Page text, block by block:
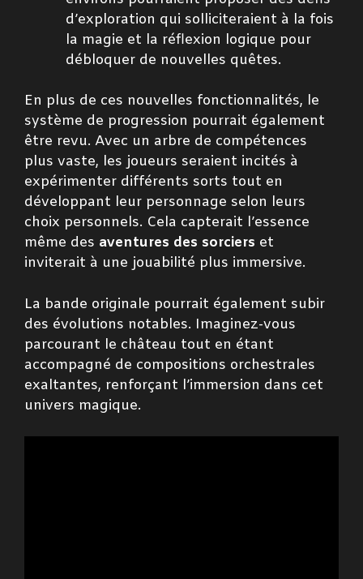
d’exploration qui solliciteraient à la fois
la magie et la réflexion logique pour
débloquer de nouvelles quêtes.
En plus de ces nouvelles fonctionnalités, le
système de progression pourrait également
être revu. Avec un arbre de compétences
plus vaste, les joueurs seraient incités à
expérimenter différents sorts tout en
développant leur personnage selon leurs
choix personnels. Cela capterait l’essence
même des aventures des sorciers et
inviterait à une jouabilité plus immersive.
La bande originale pourrait également subir
des évolutions notables. Imaginez-vous
parcourant le château tout en étant
accompagné de compositions orchestrales
exaltantes, renforçant l’immersion dans cet
univers magique.